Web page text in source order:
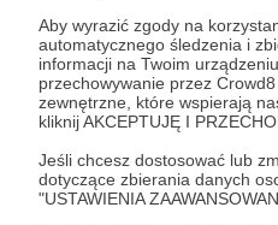
Aby wyrazić zgody na
automatycznego śledzenia i
informacji na Twoim
przechowywanie przez
zewnętrzne, które wspierają
kliknij AKCEPTUJĘ I
Jeśli chcesz dostosować lub
dotyczące zbierania danych
"USTAWIENIA
Jacek Bartosiak Polska&Europa
Udostępnij